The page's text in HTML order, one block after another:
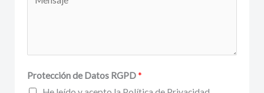
Protección de Datos RGPD*